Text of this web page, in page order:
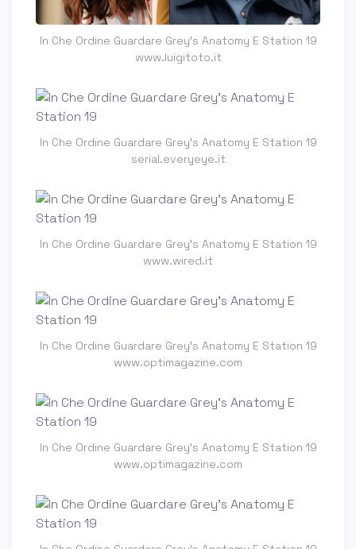
In Che Ordine Guardare Grey's Anatomy E Station 19
www.luigitoto.it
In Che Ordine Guardare Grey's Anatomy E Station 19
serial.everyeye.it
In Che Ordine Guardare Grey's Anatomy E Station 19
www.wired.it
In Che Ordine Guardare Grey's Anatomy E Station 19
www.optimagazine.com
In Che Ordine Guardare Grey's Anatomy E Station 19
www.optimagazine.com